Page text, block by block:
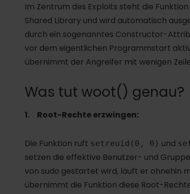
Im Zentrum des Exploits steht die Funktion
Shared Library und wird automatisch
durch ein sogenanntes Constructor-
vor dem eigentlichen Programmstart
übernimmt der Angreifer mit wenigen
Was tut woot() genau?
1. Root-Rechte erzwingen:
Die Funktion ruft setreuid(0, 0) und
setzen die effektive Benutzer- und
von sudo gestartet wird, läuft er ohnehin
übernimmt die Funktion diese Root-